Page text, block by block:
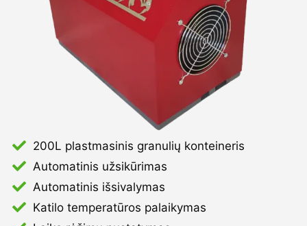
200L plastmasinis granulių konteineris
Automatinis užsikūrimas
Automatinis išsivalymas
Katilo temperatūros palaikymas